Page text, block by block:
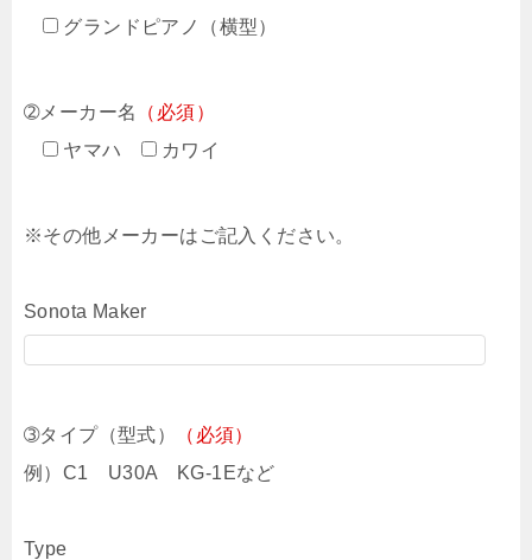
グランドピアノ（横型）
➁メーカー名
（必須）
ヤマハ
カワイ
※その他メーカーはご記入ください。
Sonota Maker
➂タイプ（型式）
（必須）
例）C1 U30A KG-1Eなど
Type